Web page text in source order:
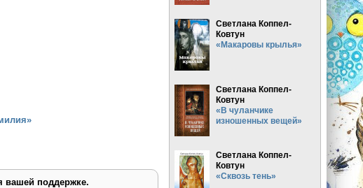
вашей поддержке.
Светлана Коппел-
Ковтун
«Макаровы крылья»
Светлана Коппел-
Ковтун
«В чуланчике
изношенных вещей»
Светлана Коппел-
Ковтун
«Сквозь тень»